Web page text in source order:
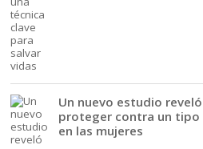
Un nuevo estudio
proteger contra un tipo
en las mujeres